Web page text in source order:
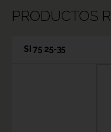
PRODUCTOS
SI 75 25-35